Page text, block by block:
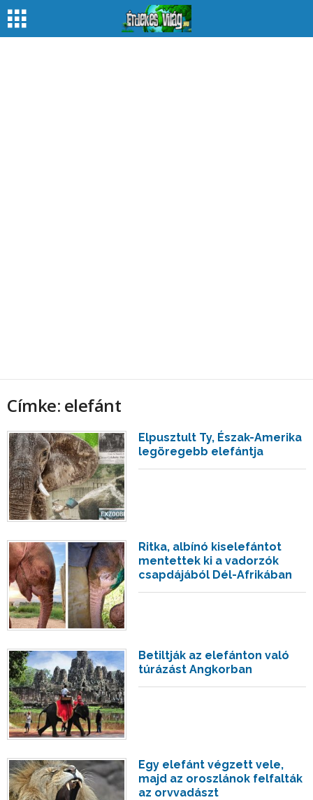
Címke: elefánt
Elpusztult Ty, Észak-Amerika
legöregebb elefántja
Ritka, albínó kiselefántot
mentettek ki a vadorzók
csapdájából Dél-Afrikában
Betiltják az elefánton való
túrázást Angkorban
Egy elefánt végzett vele,
majd az oroszlánok felfalták
az orvvadászt